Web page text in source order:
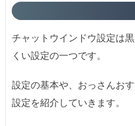
チャットウインドウ設定は
くい設定の一つです。
設定の基本や、おっさんお
設定を紹介していきます。